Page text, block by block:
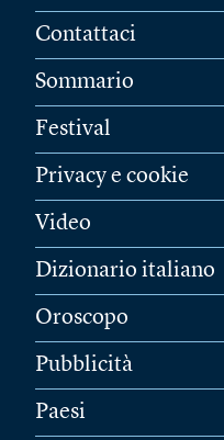
Contattaci
Sommario
Festival
Privacy e cookie
Video
Dizionario italiano
Oroscopo
Pubblicità
Paesi